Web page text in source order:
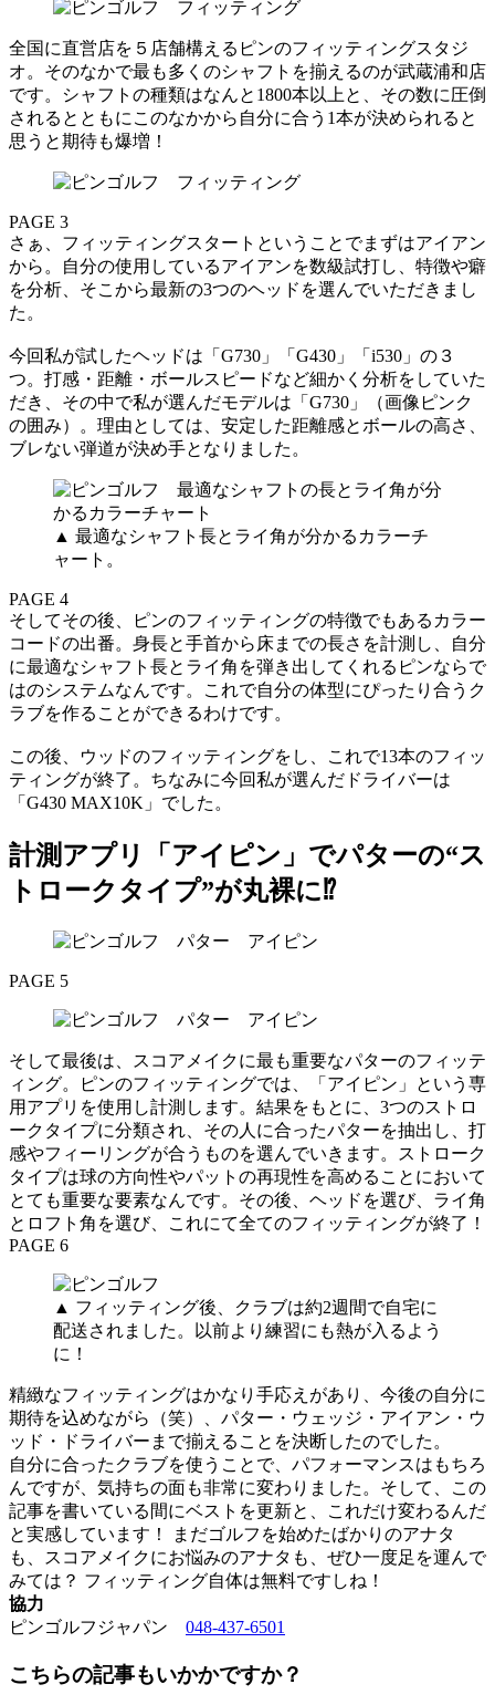
全国に直営店を５店舗構えるピンのフィッティングスタジ
オ。そのなかで最も多くのシャフトを揃えるのが武蔵浦和店
です。シャフトの種類はなんと1800本以上と、その数に圧倒
されるとともにこのなかから自分に合う1本が決められると
思うと期待も爆増！
PAGE 3
さぁ、フィッティングスタートということでまずはアイアン
から。自分の使用しているアイアンを数級試打し、特徴や癖
を分析、そこから最新の3つのヘッドを選んでいただきまし
た。
今回私が試したヘッドは「G730」「G430」「i530」の３
つ。打感・距離・ボールスピードなど細かく分析をしていた
だき、その中で私が選んだモデルは「G730」（画像ピンク
の囲み）。理由としては、安定した距離感とボールの高さ、
ブレない弾道が決め手となりました。
▲ 最適なシャフト長とライ角が分かるカラーチ
ャート。
PAGE 4
そしてその後、ピンのフィッティングの特徴でもあるカラー
コードの出番。身長と手首から床までの長さを計測し、自分
に最適なシャフト長とライ角を弾き出してくれるピンならで
はのシステムなんです。これで自分の体型にぴったり合うク
ラブを作ることができるわけです。
この後、ウッドのフィッティングをし、これで13本のフィッ
ティングが終了。ちなみに今回私が選んだドライバーは
「G430 MAX10K」でした。
計測アプリ「アイピン」でパターの“ス
トロークタイプ”が丸裸に⁉︎
PAGE 5
そして最後は、スコアメイクに最も重要なパターのフィッテ
ィング。ピンのフィッティングでは、「アイピン」という専
用アプリを使用し計測します。結果をもとに、3つのストロ
ークタイプに分類され、その人に合ったパターを抽出し、打
感やフィーリングが合うものを選んでいきます。ストローク
タイプは球の方向性やパットの再現性を高めることにおいて
とても重要な要素なんです。その後、ヘッドを選び、ライ角
とロフト角を選び、これにて全てのフィッティングが終了！
PAGE 6
▲ フィッティング後、クラブは約2週間で自宅に
配送されました。以前より練習にも熱が入るよう
に！
精緻なフィッティングはかなり手応えがあり、今後の自分に
期待を込めながら（笑）、パター・ウェッジ・アイアン・ウ
ッド・ドライバーまで揃えることを決断したのでした。
自分に合ったクラブを使うことで、パフォーマンスはもちろ
んですが、気持ちの面も非常に変わりました。そして、この
記事を書いている間にベストを更新と、これだけ変わるんだ
と実感しています！ まだゴルフを始めたばかりのアナタ
も、スコアメイクにお悩みのアナタも、ぜひ一度足を運んで
みては？ フィッティング自体は無料ですしね！
協力
ピンゴルフジャパン 048-437-6501
こちらの記事もいかかですか？